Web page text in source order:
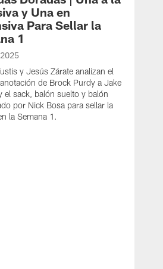
y Una en
Para Sellar la
1
y Jesús Zárate analizan el
de Brock Purdy a Jake
el sack, balón suelto y balón
por Nick Bosa para sellar la
la Semana 1.